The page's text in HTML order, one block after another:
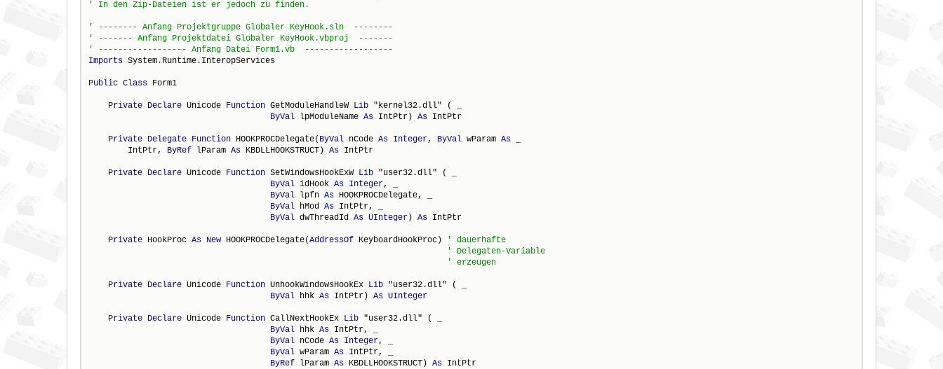
' In den Zip-Dateien ist er jedoch zu finden.
' -------- Anfang Projektgruppe Globaler KeyHook.sln  --------
' ------- Anfang Projektdatei Globaler KeyHook.vbproj  -------
' ------------------ Anfang Datei Form1.vb  ------------------
Imports System.Runtime.InteropServices
Public Class Form1
Private Declare Unicode Function GetModuleHandleW Lib "kernel32.dll" ( _
ByVal lpModuleName As IntPtr) As IntPtr
Private Delegate Function HOOKPROCDelegate( ByVal nCode As Integer, ByVal wParam As _
        IntPtr,
ByRef lParam As KBDLLHOOKSTRUCT) As IntPtr
Private Declare Unicode Function SetWindowsHookExW Lib "user32.dll" ( _
ByVal idHook As Integer, _
ByVal lpfn As HOOKPROCDelegate, _
ByVal hMod As IntPtr, _
ByVal dwThreadId As UInteger) As IntPtr
Private HookProc As New HOOKPROCDelegate(AddressOf KeyboardHookProc)
' dauerhafte
' Delegaten-Variable
' erzeugen
Private Declare Unicode Function UnhookWindowsHookEx Lib "user32.dll" ( _
ByVal hhk As IntPtr) As UInteger
Private Declare Unicode Function CallNextHookEx Lib "user32.dll" ( _
ByVal hhk As IntPtr, _
ByVal nCode As Integer, _
ByVal wParam As IntPtr, _
ByRef lParam As KBDLLHOOKSTRUCT) As IntPtr